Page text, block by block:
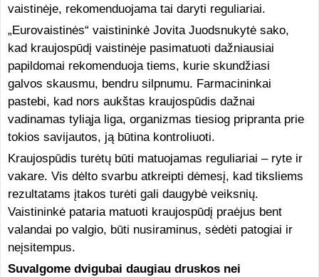
vaistinėje, rekomenduojama tai daryti reguliariai.
„Eurovaistinės“ vaistininkė Jovita Juodsnukytė sako,
kad kraujospūdį vaistinėje pasimatuoti dažniausiai
papildomai rekomenduoja tiems, kurie skundžiasi
galvos skausmu, bendru silpnumu. Farmacininkai
pastebi, kad nors aukštas kraujospūdis dažnai
vadinamas tyliąja liga, organizmas tiesiog pripranta prie
tokios savijautos, ją būtina kontroliuoti.
Kraujospūdis turėtų būti matuojamas reguliariai – ryte ir
vakare. Vis dėlto svarbu atkreipti dėmesį, kad tiksliems
rezultatams įtakos turėti gali daugybė veiksnių.
Vaistininkė pataria matuoti kraujospūdį praėjus bent
valandai po valgio, būti nusiraminus, sėdėti patogiai ir
neįsitempus.
Suvalgome dvigubai daugiau druskos nei